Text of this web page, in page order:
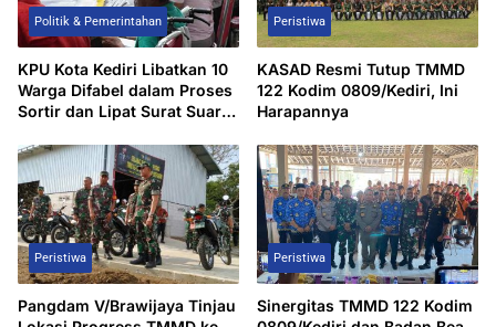
Politik & Pemerintahan
KPU Kota Kediri Libatkan 10
Warga Difabel dalam Proses
Sortir dan Lipat Surat Suara
Peristiwa
KASAD Resmi Tutup TMMD
122 Kodim 0809/Kediri, Ini
Harapannya
Peristiwa
Pangdam V/Brawijaya Tinjau
Peristiwa
Sinergitas TMMD 122 Kodim